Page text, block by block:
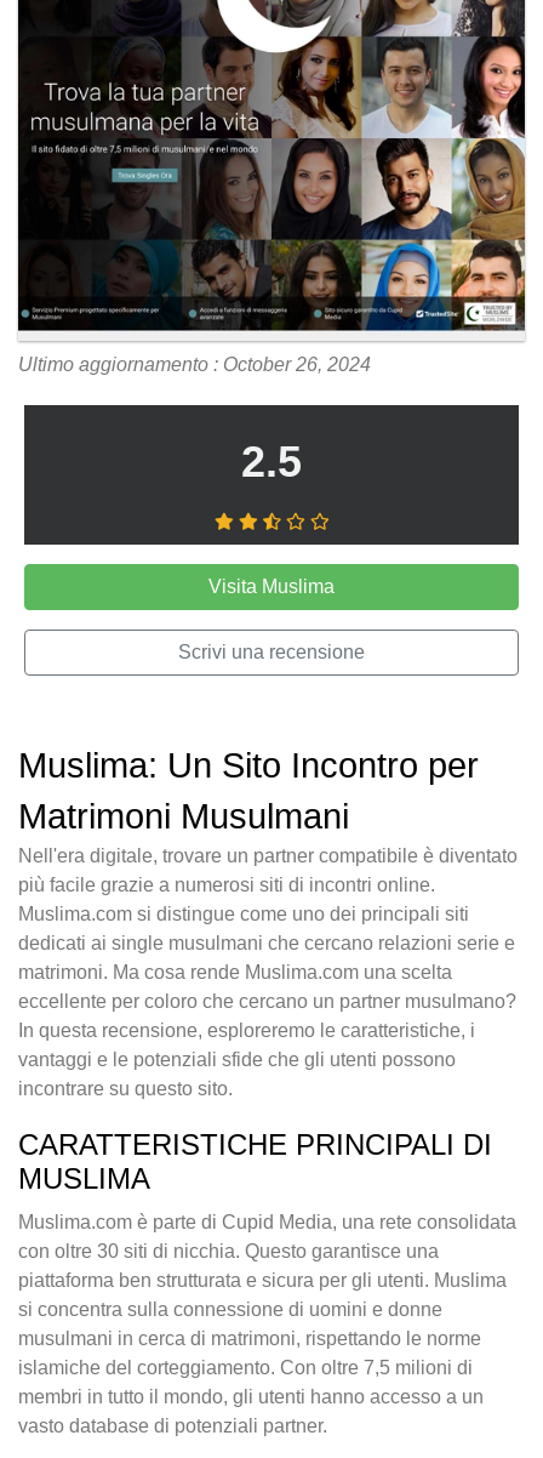
Ultimo aggiornamento : October 26, 2024
2.5
Visita Muslima
Scrivi una recensione
Muslima: Un Sito Incontro per
Matrimoni Musulmani
Nell'era digitale, trovare un partner compatibile è diventato
più facile grazie a numerosi siti di incontri online.
Muslima.com si distingue come uno dei principali siti
dedicati ai single musulmani che cercano relazioni serie e
matrimoni. Ma cosa rende Muslima.com una scelta
eccellente per coloro che cercano un partner musulmano?
In questa recensione, esploreremo le caratteristiche, i
vantaggi e le potenziali sfide che gli utenti possono
incontrare su questo sito.
CARATTERISTICHE PRINCIPALI DI
MUSLIMA
Muslima.com è parte di Cupid Media, una rete consolidata
con oltre 30 siti di nicchia. Questo garantisce una
piattaforma ben strutturata e sicura per gli utenti. Muslima
si concentra sulla connessione di uomini e donne
musulmani in cerca di matrimoni, rispettando le norme
islamiche del corteggiamento. Con oltre 7,5 milioni di
membri in tutto il mondo, gli utenti hanno accesso a un
vasto database di potenziali partner.